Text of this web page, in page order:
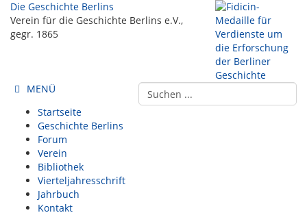
Die Geschichte Berlins
Verein für die Geschichte Berlins e.V.,
gegr. 1865
MENÜ
Startseite
Geschichte Berlins
Forum
Verein
Bibliothek
Vierteljahresschrift
Jahrbuch
Kontakt